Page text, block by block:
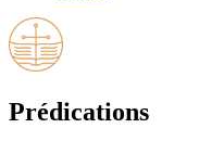
Prédications